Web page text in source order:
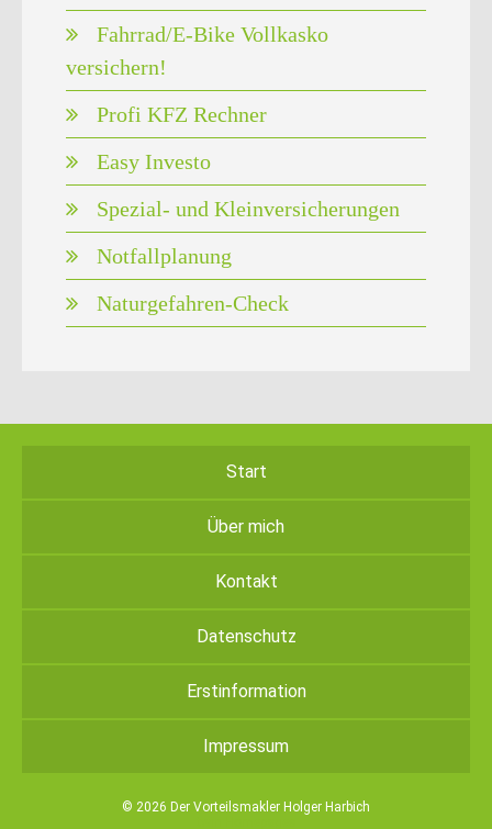
Fahrrad/E-Bike Vollkasko
versichern!
Profi KFZ Rechner
Easy Investo
Spezial- und Kleinversicherungen
Notfallplanung
Naturgefahren-Check
Start
Über mich
Kontakt
Datenschutz
Erstinformation
Impressum
© 2026 Der Vorteilsmakler Holger Harbich